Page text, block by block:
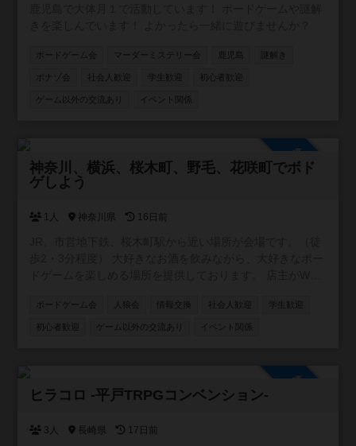
ボードゲーム会 マーダーミステリー会 鹿児島 謎解き
ボナゾ会 社会人歓迎 学生歓迎 初心者歓迎
ゲーム以外の交流あり イベント関係
参加自由
神奈川、横浜、桜木町、野毛、花咲町でボド
ゲしよう
1人 神奈川県 16日前
てスペースを貸し出す事はできます。要するに、店主不在
の時は、お酒や食事の提供、ボードゲームのルール説明が
した。 店内には約２００種類のボドゲ、いくつかの人狼
系、クトゥルフ神話TRPGのルールブックがございます。
土日祝のカテゴリに分けて参加を募っていきます。 これか
ボードゲーム会 人狼会 情報交換 社会人歓迎 学生歓迎
初心者歓迎 ゲーム以外の交流あり イベント関係
ヒラコロ -平戸TRPGコンベンション-
3人 長崎県 17日前